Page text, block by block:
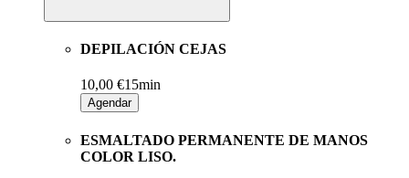
DEPILACIÓN CEJAS
10,00 €15min
Agendar
ESMALTADO PERMANENTE DE MANOS
COLOR LISO.